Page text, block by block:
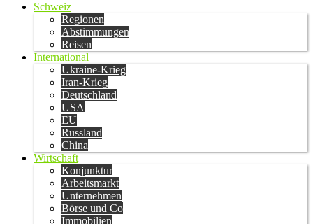
Schweiz
Regionen
Abstimmungen
Reisen
International
Ukraine-Krieg
Iran-Krieg
Deutschland
USA
EU
Russland
China
Wirtschaft
Konjunktur
Arbeitsmarkt
Unternehmen
Börse und Co
Immobilien